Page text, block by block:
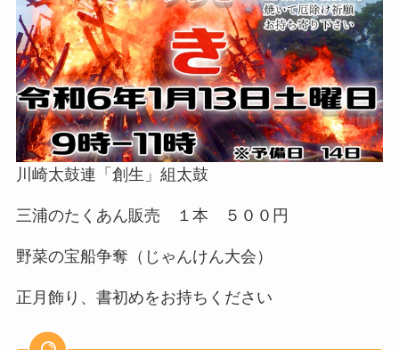
川崎太鼓連「創生」組太鼓
三浦のたくあん販売 １本 ５００円
野菜の宝船争奪（じゃんけん大会）
正月飾り、書初めをお持ちください